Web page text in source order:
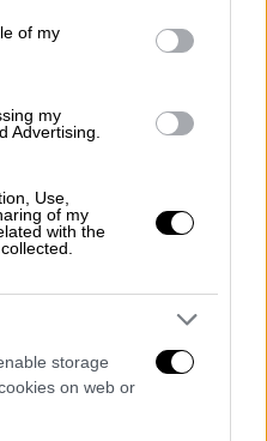
of my
my
Advertising.
Use,
of my
with the
storage
on web or
έρχεται με
και
στη ζωή της τα
κουράστηκε με τα
πρόταση έχει
μετάνιωσε γι’
έκανε ποτέ
της έχουν αφήσει οι